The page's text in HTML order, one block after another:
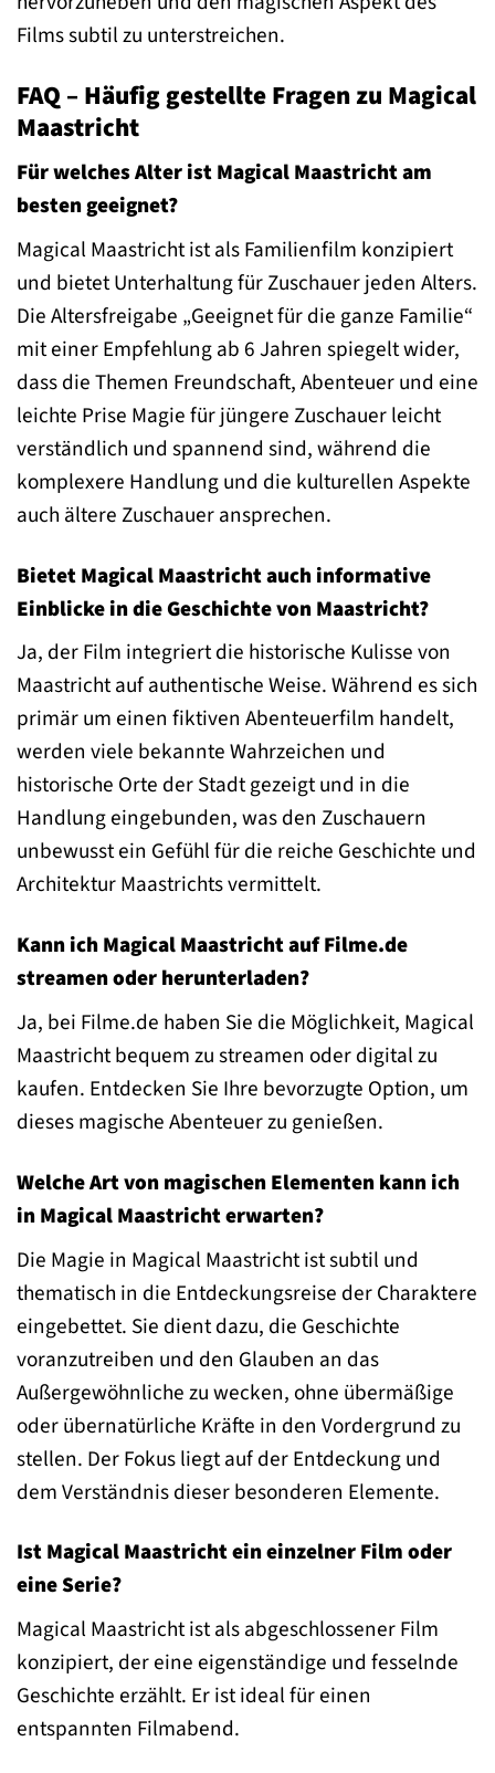
Films subtil zu unterstreichen.
FAQ – Häufig gestellte Fragen zu Magical
Maastricht
Für welches Alter ist Magical Maastricht am
besten geeignet?
Magical Maastricht ist als Familienfilm konzipiert
und bietet Unterhaltung für Zuschauer jeden Alters.
Die Altersfreigabe „Geeignet für die ganze Familie“
mit einer Empfehlung ab 6 Jahren spiegelt wider,
dass die Themen Freundschaft, Abenteuer und eine
leichte Prise Magie für jüngere Zuschauer leicht
verständlich und spannend sind, während die
komplexere Handlung und die kulturellen Aspekte
auch ältere Zuschauer ansprechen.
Bietet Magical Maastricht auch informative
Einblicke in die Geschichte von Maastricht?
Ja, der Film integriert die historische Kulisse von
Maastricht auf authentische Weise. Während es sich
primär um einen fiktiven Abenteuerfilm handelt,
werden viele bekannte Wahrzeichen und
historische Orte der Stadt gezeigt und in die
Handlung eingebunden, was den Zuschauern
unbewusst ein Gefühl für die reiche Geschichte und
Architektur Maastrichts vermittelt.
Kann ich Magical Maastricht auf Filme.de
streamen oder herunterladen?
Ja, bei Filme.de haben Sie die Möglichkeit, Magical
Maastricht bequem zu streamen oder digital zu
kaufen. Entdecken Sie Ihre bevorzugte Option, um
dieses magische Abenteuer zu genießen.
Welche Art von magischen Elementen kann ich
in Magical Maastricht erwarten?
Die Magie in Magical Maastricht ist subtil und
thematisch in die Entdeckungsreise der Charaktere
eingebettet. Sie dient dazu, die Geschichte
voranzutreiben und den Glauben an das
Außergewöhnliche zu wecken, ohne übermäßige
oder übernatürliche Kräfte in den Vordergrund zu
stellen. Der Fokus liegt auf der Entdeckung und
dem Verständnis dieser besonderen Elemente.
Ist Magical Maastricht ein einzelner Film oder
eine Serie?
Magical Maastricht ist als abgeschlossener Film
konzipiert, der eine eigenständige und fesselnde
Geschichte erzählt. Er ist ideal für einen
entspannten Filmabend.